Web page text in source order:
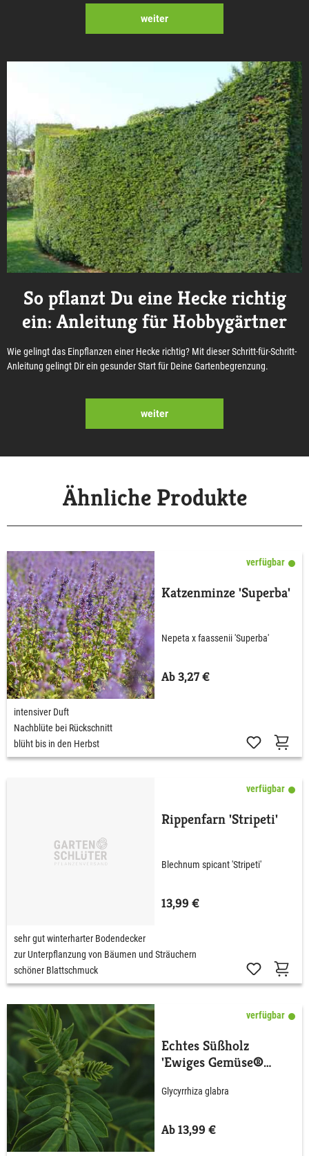
weiter
So pflanzt Du eine Hecke richtig
ein: Anleitung für Hobbygärtner
Wie gelingt das Einpflanzen einer Hecke richtig? Mit dieser Schritt-für-Schritt-
Anleitung gelingt Dir ein gesunder Start für Deine Gartenbegrenzung.
weiter
Ähnliche Produkte
verfügbar
Katzenminze 'Superba'
Nepeta x faassenii 'Superba'
Ab 3,27 €
intensiver Duft
Nachblüte bei Rückschnitt
blüht bis in den Herbst
verfügbar
Rippenfarn 'Stripeti'
Blechnum spicant 'Stripeti'
13,99 €
sehr gut winterharter Bodendecker
zur Unterpflanzung von Bäumen und Sträuchern
schöner Blattschmuck
verfügbar
Echtes Süßholz
'Ewiges Gemüse®
Glycyrrhiza glabra
Ab 13,99 €